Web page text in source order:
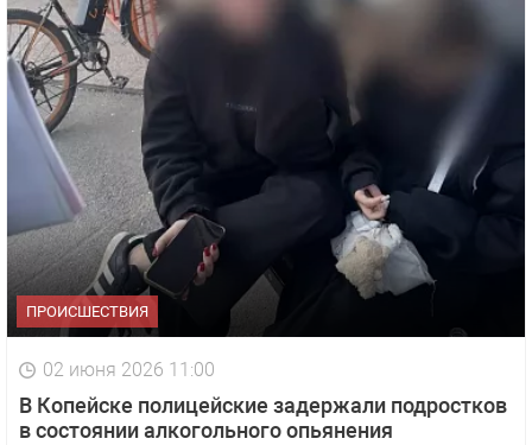
ПРОИСШЕСТВИЯ
02 июня 2026 11:00
В Копейске полицейские задержали подростков
в состоянии алкогольного опьянения